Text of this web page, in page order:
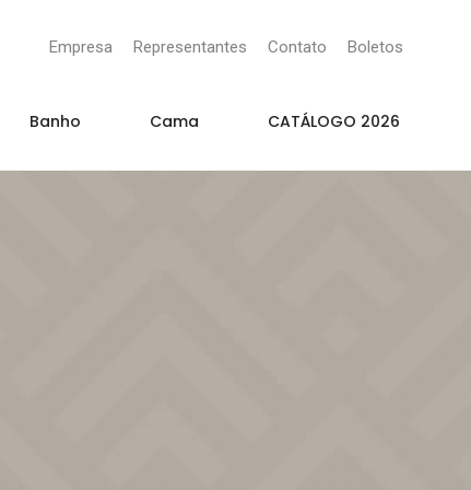
Empresa Representantes Contato Boletos
Banho Cama CATÁLOGO 2026